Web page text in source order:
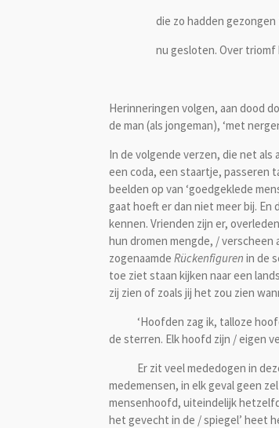
die zo hadden
nu gesloten. Over
Herinneringen volgen, aan dood
de man (als jongeman), ‘met
In de volgende verzen, die net als
een coda, een staartje, passeren
beelden op van ‘goedgeklede
gaat hoeft er dan niet meer bij. En
kennen. Vrienden zijn er,
hun dromen mengde, / verscheen
zogenaamde Rückenfiguren in de
toe ziet staan kijken naar een
zij zien of zoals jij het zou zien
‘Hoofden zag ik, talloze
de sterren. Elk hoofd zijn / eigen
Er zit veel mededogen in deze
medemensen, in elk geval geen
mensenhoofd, uiteindelijk
het gevecht in de / spiegel’ heet